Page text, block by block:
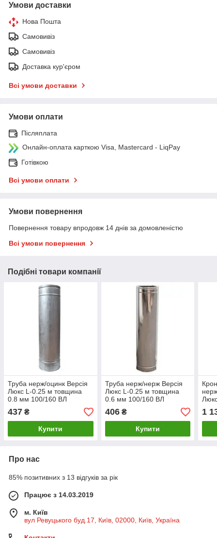
Умови доставки
Нова Пошта
Самовивіз
Самовивіз
Доставка кур'єром
Всі умови доставки
Умови оплати
Післяплата
Онлайн-оплата карткою Visa, Mastercard - LiqPay
Готівкою
Всі умови оплати
Умови повернення
Повернення товару впродовж 14 днів за домовленістю
Всі умови повернення
Подібні товари компанії
Труба нерж/оцинк Версія
Люкс L-0.25 м товщина
0.8 мм 100/160 ВЛ
437 ₴
Купити
Труба нерж/нерж Версія
Люкс L-0.25 м товщина
0.6 мм 100/160 ВЛ
406₴
Купити
1
Про нас
85% позитивних з 13 відгуків за рік
Працює з 14.03.2019
м. Київ
вул Ревуцького буд.17, Київ, 02000, Київ, Україна